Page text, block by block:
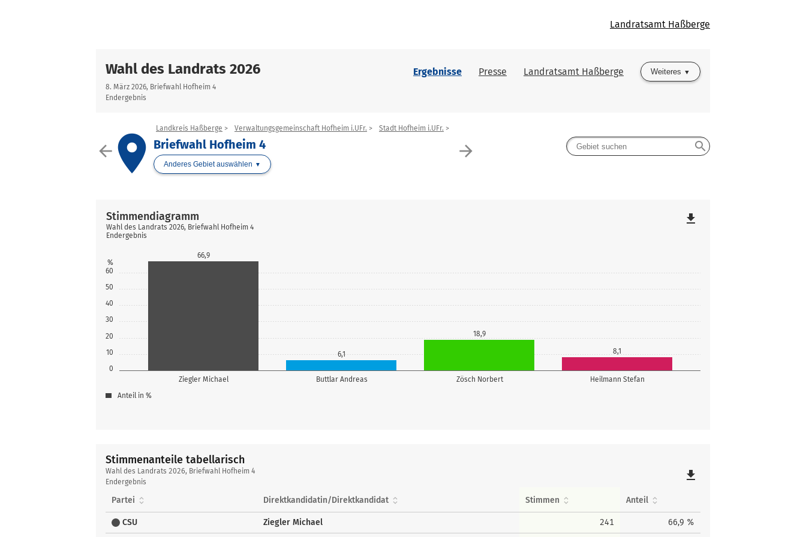
Landratsamt Haßberge
Wahl des Landrats 2026
8. März 2026, Briefwahl Hofheim 4
Endergebnis
Ergebnisse Presse Landratsamt Haßberge Weiteres
arrow_back arrow_forward
place
Landkreis Haßberge Verwaltungsgemeinschaft Hofheim i.UFr. Stadt Hofheim i.UFr.
Briefwahl Hofheim 4
Anderes Gebiet auswählen
search
0
10
20
30
40
50
60
%
Ziegler Michael Buttlar Andreas Zösch Norbert Heilmann Stefan
66,9
6,1
18,9
8,1
Stimmendiagramm
Wahl des Landrats 2026, Briefwahl Hofheim 4
Endergebnis
Anteil in %
file_download
Stimmenanteile tabellarisch
Stimmenanteile
tabellarisch
Wahl des Landrats 2026, Briefwahl Hofheim 4
Endergebnis
file_download
Partei Direktkandidatin/Direktkandidat Stimmen Anteil
CSU Ziegler Michael 241 66,9 %